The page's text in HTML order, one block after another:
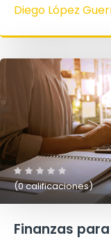
Diego López
(0 calificaciones)
Finanzas